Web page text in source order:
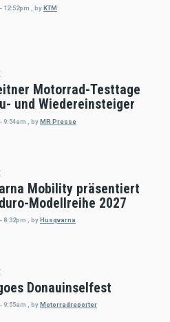
12:52pm byKTM
Motorrad-Testtage
und Wiedereinsteiger
9:54am byMR Presse
Mobility präsentiert
Modellreihe 2027
8:32pm , by Husqvarna
Donauinselfest
9:55am byMotorradreporter